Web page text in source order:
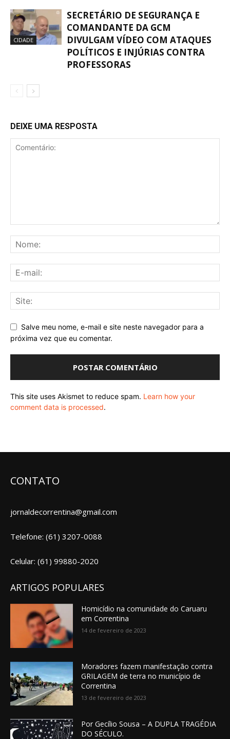
CIDADE
SECRETÁRIO DE SEGURANÇA E
COMANDANTE DA GCM
DIVULGAM VÍDEO COM ATAQUES
POLÍTICOS E INJÚRIAS CONTRA
PROFESSORAS
DEIXE UMA RESPOSTA
Salve meu nome, e-mail e site neste navegador para a
próxima vez que eu comentar.
This site uses Akismet to reduce spam. Learn how your
comment data is processed.
CONTATO
jornaldecorrentina@gmail.com
Telefone: (61) 3207-0088
Celular: (61) 99880-2020
ARTIGOS POPULARES
Homicídio na comunidade do Caruaru
em Correntina
14 de fevereiro de 2023
Moradores fazem manifestação contra
GRILAGEM de terra no município de
Correntina
13 de fevereiro de 2023
Por Gecílio Sousa – A DUPLA TRAGÉDIA
DO SÉCULO.